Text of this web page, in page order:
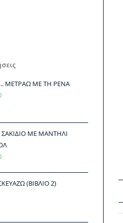
ΜΕΤΡΑΩ ΜΕ ΤΗ ΡΕΝΑ
ΣΑΚΙΔΙΟ ΜΕ ΜΑΝΤΗΛΙ
(ΒΙΒΛΙΟ 2)